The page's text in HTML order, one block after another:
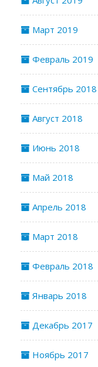
Март 2019
Февраль 2019
Сентябрь 2018
Август 2018
Июнь 2018
Май 2018
Апрель 2018
Март 2018
Февраль 2018
Январь 2018
Декабрь 2017
Ноябрь 2017